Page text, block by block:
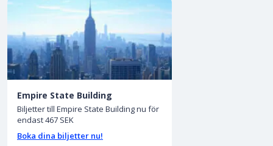
Empire State Building
Biljetter till Empire State Building nu för
endast 467 SEK
Boka dina biljetter nu!